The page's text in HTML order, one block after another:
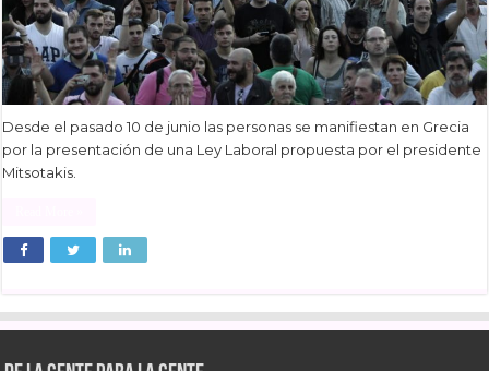
Desde el pasado 10 de junio las personas se manifiestan en Grecia
por la presentación de una Ley Laboral propuesta por el presidente
Mitsotakis.